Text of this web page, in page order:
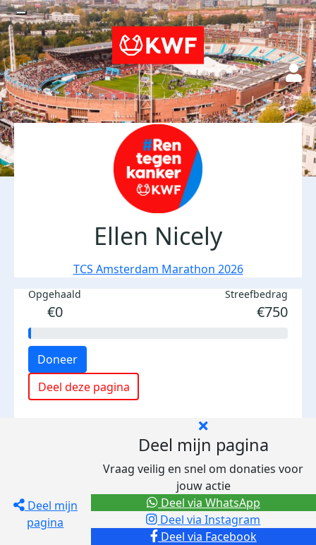
Ellen Nicely
TCS Amsterdam Marathon 2026
Opgehaald
€0
Streefbedrag
€750
Doneer
Deel deze pagina
Deel mijn
pagina
Deel mijn pagina
Vraag veilig en snel om donaties voor
jouw actie
Deel via Facebook
Deel via Instagram
Deel via WhatsApp